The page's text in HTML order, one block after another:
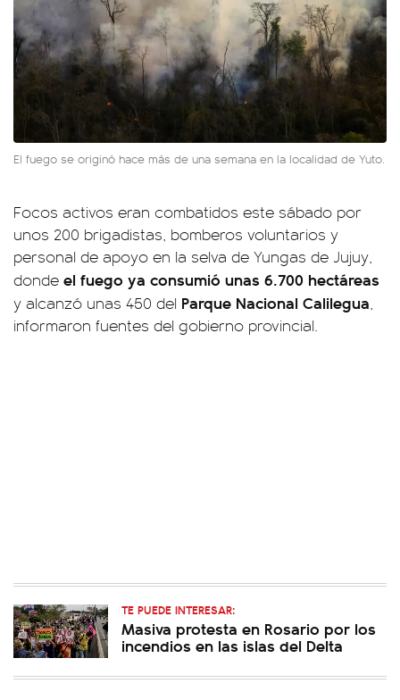
El fuego se originó hace más de una semana en la localidad de Yuto.
Focos activos eran combatidos este sábado por
unos 200 brigadistas, bomberos voluntarios y
personal de apoyo en la selva de Yungas de Jujuy,
donde el fuego ya consumió unas 6.700 hectáreas
y alcanzó unas 450 del Parque Nacional Calilegua,
informaron fuentes del gobierno provincial.
TE PUEDE INTERESAR:
Masiva protesta en Rosario por los
incendios en las islas del Delta